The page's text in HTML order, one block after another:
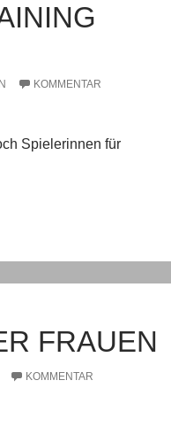
KOMMENTAR
Spielerinnen für
FRAUEN
KOMMENTAR